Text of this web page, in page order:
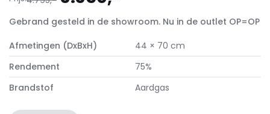
prijs
was:
4.795,-.
prijs
is:
3.350,-.
Gebrand gesteld in de showroom. Nu in de outlet OP=OP
Afmetingen (DxBxH)
44 × 70 cm
Rendement
75%
Brandstof
Aardgas